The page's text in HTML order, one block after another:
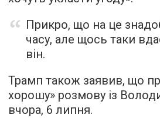
Прикро, що на це
часу, але щось таки
він.
Трамп також заявив, що
хорошу» розмову із
вчора, 6 липня.